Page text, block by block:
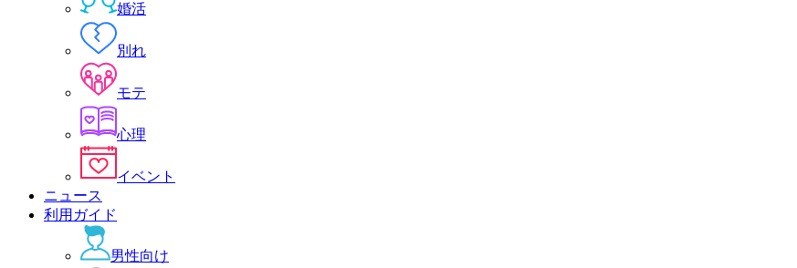
婚活
別れ
モテ
心理
イベント
ニュース
利用ガイド
男性向け